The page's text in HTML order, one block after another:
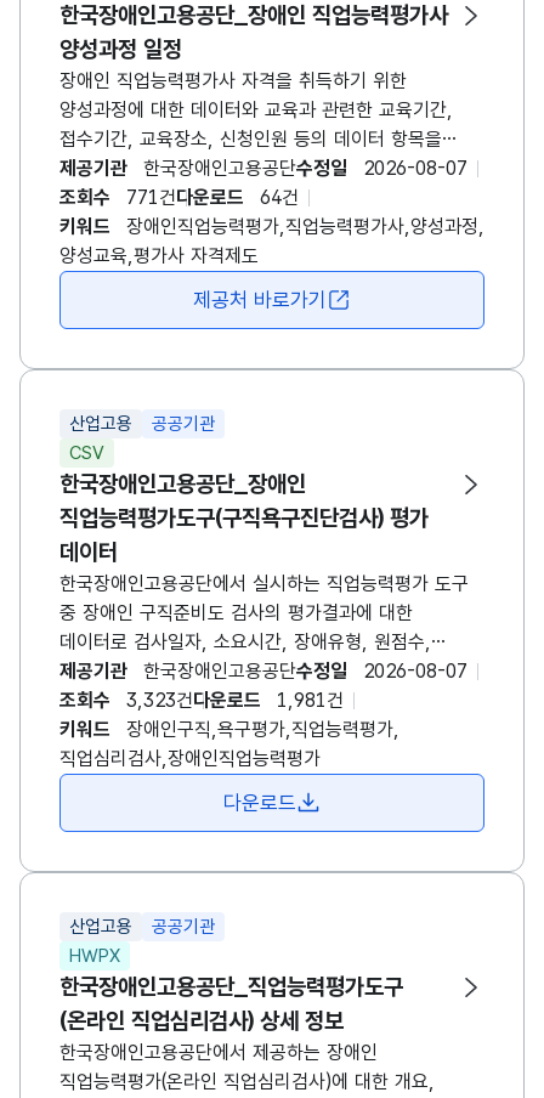
한국장애인고용공단_장애인 직업능력평가사
양성과정 일정
장애인 직업능력평가사 자격을 취득하기 위한
양성과정에 대한 데이터와 교육과 관련한 교육기간,
접수기간, 교육장소, 신청인원 등의 데이터 항목을
포함합니다. 교육운영 방식에 따라 교육기간 및 방법 등
해당 데이터는 매년 상이할 수 있으며, 연 1회 모집시
(4~5월경) 데이터가 갱신됩니다. [장애인
직업능력평가사 양성과정 개요] - 대상자: 재활,
특수교육, 심리, 작업치료, 물리치료, 사회복지 관련
분야 학사 이상의 학위 소지자 - 교육과목: 5과목(세부
자세한 사항은 매년 게시되는 공지사항에서 확인하시기
제공기관 한국장애인고용공단수정일
2026-08-07
조회수
771건다운로드
64건
키워드
장애인직업능력평가,직업능력평가사,양성과정,
양성교육,평가사 자격제도
새창 열림
제공처 바로가기
산업고용
공공기관
CSV
한국장애인고용공단_장애인
직업능력평가도구(구직욕구진단검사) 평가
데이터
한국장애인고용공단에서 실시하는 직업능력평가 도구
중 장애인 구직준비도 검사의 평가결과에 대한
데이터로 검사일자, 소요시간, 장애유형, 원점수,
백분위점수 등에 대한 정보를 제공합니다. * 장애인
구직준비도 검사: 기존 장애인 구직욕구진단검사의
측정 영역 및 문항을 보완하여 개정한 검사로 구직을
희망하는 장애인에게 고용서비스를 제공하기 전
구직욕구가 어느 정도인지 확인하기 위해 실시하는
검사입니다. 구직 장애인의 구직욕구 수준, 보완할 영역
이루어질 수 있도록 지원합니다.
제공기관 한국장애인고용공단수정일
2026-08-07
조회수
3,323건다운로드
1,981건
키워드
장애인구직,욕구평가,직업능력평가,
직업심리검사,장애인직업능력평가
다운로드
산업고용
공공기관
HWPX
한국장애인고용공단_직업능력평가도구
(온라인 직업심리검사) 상세 정보
한국장애인고용공단에서 제공하는 장애인
직업능력평가(온라인 직업심리검사)에 대한 개요,